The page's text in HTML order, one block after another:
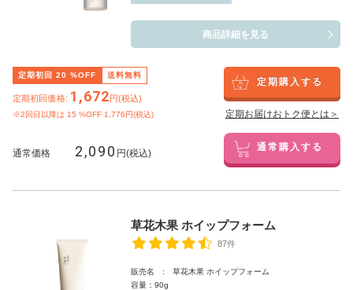
商品詳細を見る
定期初回 20 %OFF 送料無料
定期初回価格: 1,672円(税込)
※2回目以降は 15 %OFF 1,776円(税込)
定期購入する
定期お届けおトク便とは＞
通常価格 2,090 円(税込) 通常購入する
草花木果 ホイップフォーム
87件
販売名 : 草花木果 ホイップフォーム
容量：90g